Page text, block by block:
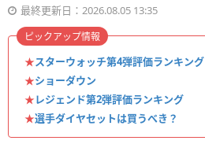
最終更新日：2026.08.05 13:35
★スターウォッチ第4弾評価ランキング
★ショーダウン
★レジェンド第2弾評価ランキング
★選手ダイヤセットは買うべき？
ピックアップ情報